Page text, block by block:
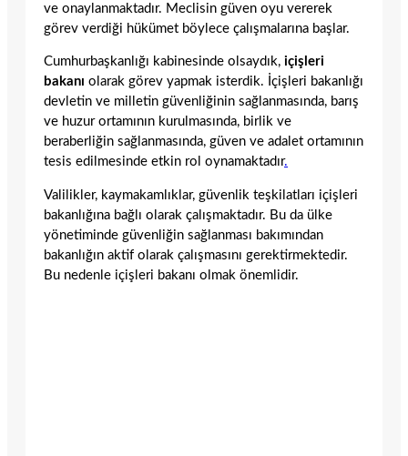
ve onaylanmaktadır. Meclisin güven oyu vererek
görev verdiği hükümet böylece çalışmalarına başlar.
Cumhurbaşkanlığı kabinesinde olsaydık, içişleri
bakanı olarak görev yapmak isterdik. İçişleri bakanlığı
devletin ve milletin güvenliğinin sağlanmasında, barış
ve huzur ortamının kurulmasında, birlik ve
beraberliğin sağlanmasında, güven ve adalet ortamının
tesis edilmesinde etkin rol oynamaktadır.
Valilikler, kaymakamlıklar, güvenlik teşkilatları içişleri
bakanlığına bağlı olarak çalışmaktadır. Bu da ülke
yönetiminde güvenliğin sağlanması bakımından
bakanlığın aktif olarak çalışmasını gerektirmektedir.
Bu nedenle içişleri bakanı olmak önemlidir.